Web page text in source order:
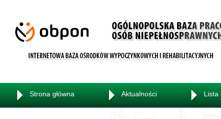
Strona główna Aktualności Lista